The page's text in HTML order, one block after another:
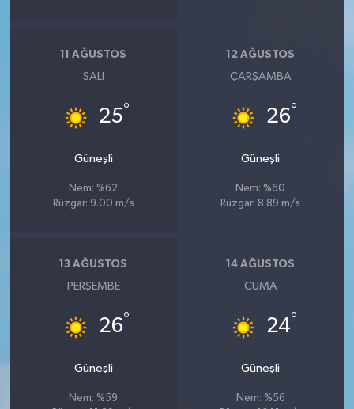
11 AĞUSTOS
SALI
25°
Güneşli
Nem: %62
Rüzgar: 9.00 m/s
12 AĞUSTOS
ÇARŞAMBA
26°
Güneşli
Nem: %60
Rüzgar: 8.89 m/s
13 AĞUSTOS
PERŞEMBE
26°
Güneşli
Nem: %59
14 AĞUSTOS
CUMA
24°
Güneşli
Nem: %56